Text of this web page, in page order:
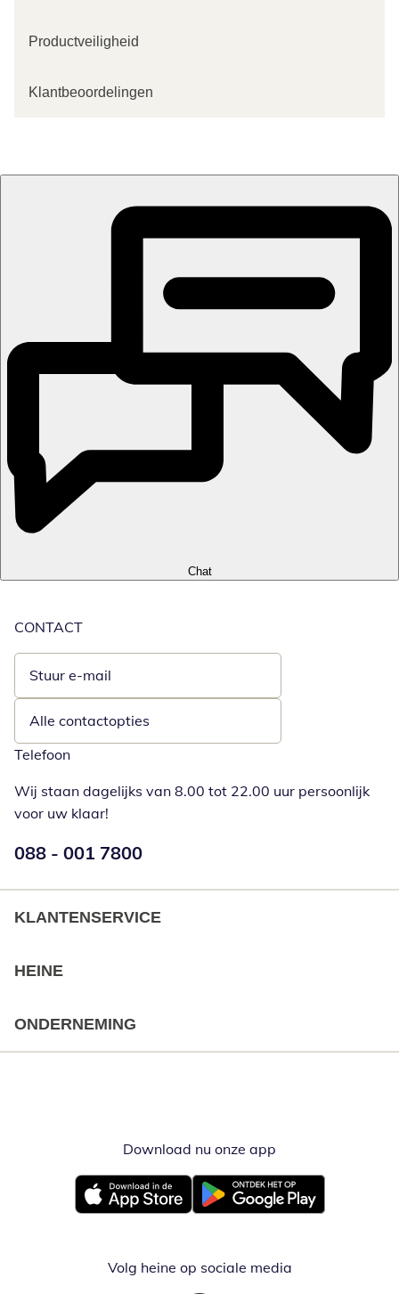
Productveiligheid
Klantbeoordelingen
Chat
CONTACT
Stuur e-mail
Opent e-mailclient
Alle contactopties
Telefoon
Wij staan dagelijks van 8.00 tot 22.00 uur persoonlijk
voor uw klaar!
Telefoonnummer:
088 - 001 7800
KLANTENSERVICE
HEINE
ONDERNEMING
Download nu onze app
Opent in nieuw vensterOpent in nieuw venster
Volg heine op sociale media